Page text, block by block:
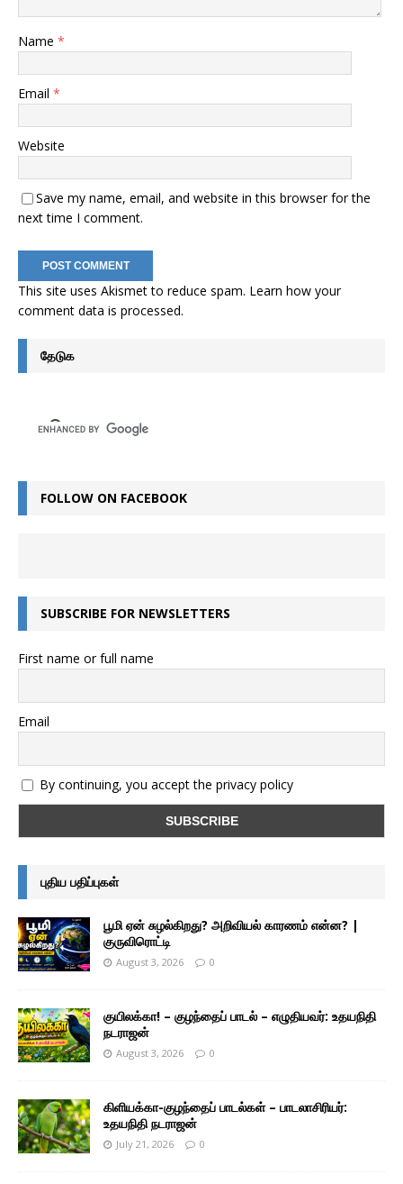
Name *
Email *
Website
Save my name, email, and website in this browser for the
next time I comment.
This site uses Akismet to reduce spam. Learn how your
comment data is processed.
தேடுக
FOLLOW ON FACEBOOK
SUBSCRIBE FOR NEWSLETTERS
First name or full name
Email
By continuing, you accept the privacy policy
புதிய பதிப்புகள்
பூமி ஏன் சுழல்கிறது? அறிவியல் காரணம் என்ன? |
குருவிரொட்டி
August 3, 2026 0
குயிலக்கா! – குழந்தைப் பாடல் – எழுதியவர்: உதயநிதி
நடராஜன்
August 3, 2026 0
கிளியக்கா-குழந்தைப் பாடல்கள் – பாடலாசிரியர்:
உதயநிதி நடராஜன்
July 21, 2026 0